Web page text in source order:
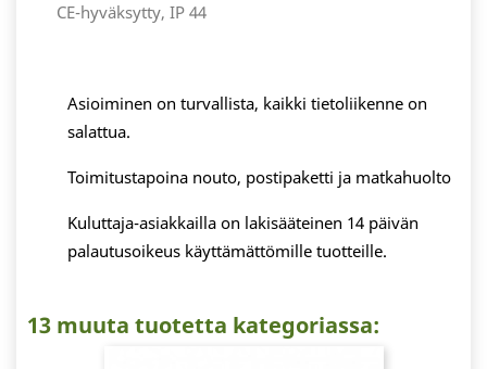
CE-hyväksytty, IP 44
Asioiminen on turvallista, kaikki tietoliikenne on
salattua.
Toimitustapoina nouto, postipaketti ja matkahuolto
Kuluttaja-asiakkailla on lakisääteinen 14 päivän
palautusoikeus käyttämättömille tuotteille.
13 muuta tuotetta kategoriassa: